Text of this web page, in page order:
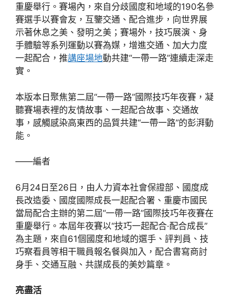
重慶舉行。賽場內，來自分歧國度和地域的190名參
賽選手以賽會友，互鑒交通、配合進步，向世界展
示著休息之美、發明之美；賽場外，技巧展演、身
手體驗等系列運動以賽為媒，增進交通、加大力度
一起配合，推講座場地動共建“一帶一路”連續走深走
實。
本版本日聚焦第二屆“一帶一路”國際技巧年夜賽，凝
聽賽場表裡的友情故事、一起配合故事、交通故
事，感觸感染高東西的品質共建“一帶一路”的彭湃動
能。
——編者
6月24日至26日，由人力資本社會保證部、國度成
長改造委、國度國際成長一起配合署、重慶市國民
當局配合主辦的第二屆“一帶一路”國際技巧年夜賽在
重慶舉行。本屆年夜賽以“技巧一起配合·配合成長”
為主題，來自61個國度和地域的選手、評判員、技
巧察看員等相干職員報名餐與加入，配合書寫商討
身手、交通互融、共謀成長的美妙篇章。
亮盡活